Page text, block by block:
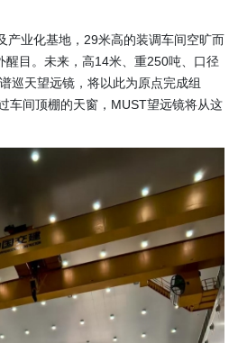
产业化基地，29米高的装调车间空旷而
目。未来，高14米、重250吨、口径
巡天望远镜，将以此为原点完成组
车间顶棚的天窗，MUST望远镜将从这